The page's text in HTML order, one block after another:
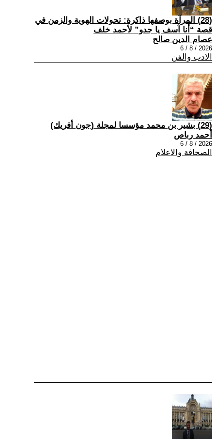
(28) المرآة بوصفها ذاكرة: تحولات الهوية والزمن في
قصة “أنا آسف يا جدو” لأحمد خلف
عصام الدين صالح
2026 / 8 / 6
الادب والفن
(29) بشير بن محمد مؤسسا لمجلة (جون أفريك)
أحمد رباص
2026 / 8 / 6
الصحافة والاعلام